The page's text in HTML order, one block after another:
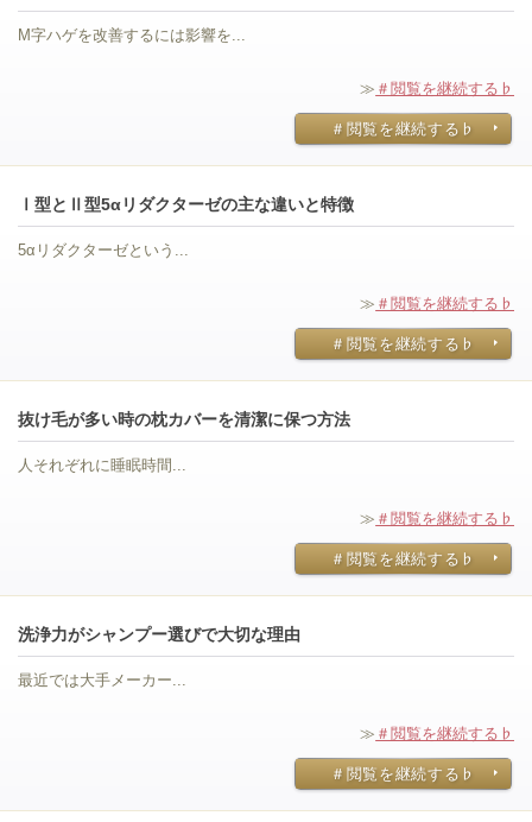
M字ハゲを改善するには影響を...
≫ ＃閲覧を継続する♭
＃閲覧を継続する♭
Ⅰ型とⅡ型5αリダクターゼの主な違いと特徴
5αリダクターゼという...
≫ ＃閲覧を継続する♭
＃閲覧を継続する♭
抜け毛が多い時の枕カバーを清潔に保つ方法
人それぞれに睡眠時間...
≫ ＃閲覧を継続する♭
＃閲覧を継続する♭
洗浄力がシャンプー選びで大切な理由
最近では大手メーカー...
≫ ＃閲覧を継続する♭
＃閲覧を継続する♭